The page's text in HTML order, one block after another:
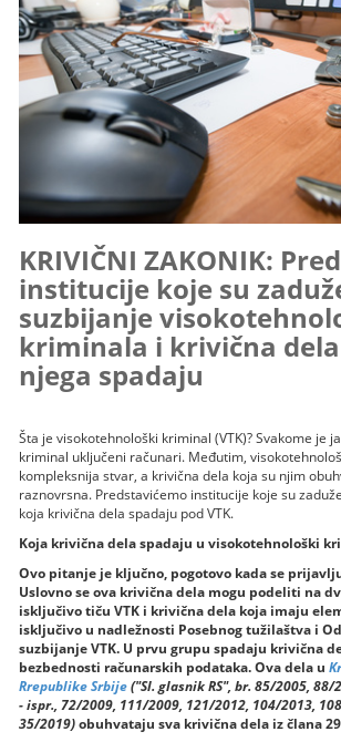
KRIVIČNI ZAKONIK:
institucije koje su
suzbijanje
kriminala i krivična
njega spadaju
Šta je visokotehnološki kriminal (VTK)? Svakome je
kriminal uključeni računari. Međutim,
kompleksnija stvar, a krivična dela koja su njim
raznovrsna. Predstavićemo institucije koje su
koja krivična dela spadaju pod VTK.
Koja krivična dela spadaju u visokotehnološki
Ovo pitanje je ključno, pogotovo kada se
Uslovno se ova krivična dela mogu podeliti na
isključivo tiču VTK i krivična dela koja imaju
isključivo u nadležnosti Posebnog tužilaštva i
suzbijanje VTK. U prvu grupu spadaju krivična
bezbednosti računarskih podataka.Ova dela u
Rrepublike Srbije("Sl. glasnik RS", br. 85/2005,
- ispr., 72/2009, 111/2009, 121/2012, 104/2013,
35/2019)obuhvataju sva krivična dela iz člana